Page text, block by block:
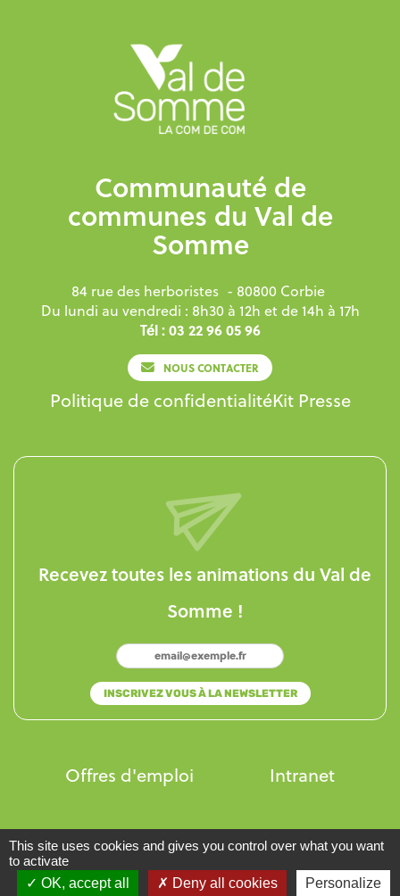
Communauté de
communes du Val de
Somme
84 rue des herboristes - 80800 Corbie
Du lundi au vendredi : 8h30 à 12h et de 14h à 17h
Tél : 03 22 96 05 96
NOUS CONTACTER
Politique de confidentialitéKit Presse
Recevez toutes les animations du Val de
Somme !
Offres d'emploi Intranet
Mentions légales
Politique de confidentialité
Kit Presse
This site uses cookies and gives you control over what you want
to activate
OK, accept all
Deny all cookies Personalize